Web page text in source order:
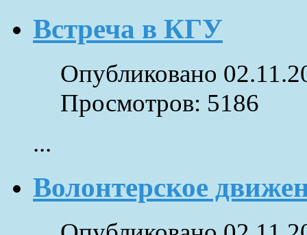
Встреча в КГУ
Опубликовано
Просмотров: 5186
...
Волонтерское